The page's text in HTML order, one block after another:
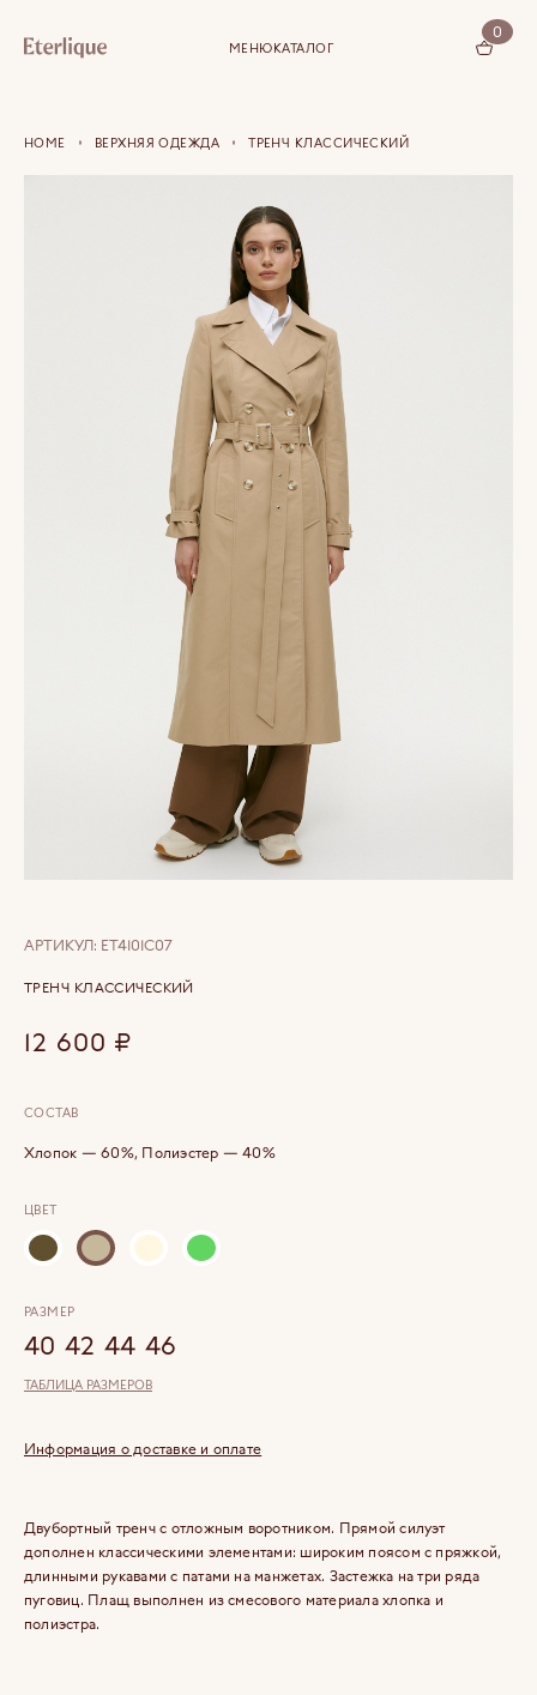
МЕНЮКАТАЛОГ
0
КОРЗИНА (0)
HOME ВЕРХНЯЯ ОДЕЖДА ТРЕНЧ КЛАССИЧЕСКИЙ
Двубортный тренч c отложным воротником. Прямой силуэт
дополнен классическими элементами: широким поясом с пряжкой,
длинными рукавами с патами на манжетах. Застежка на три ряда
пуговиц. Плащ выполнен из смесового материала хлопка и
полиэстра.
АРТИКУЛ: ET4101C07
ТРЕНЧ КЛАССИЧЕСКИЙ
12 600 ₽
СОСТАВ
Хлопок — 60%, Полиэстер — 40%
ЦВЕТ
РАЗМЕР
40 42 44 46
ТАБЛИЦА РАЗМЕРОВ
Информация о доставке и оплате